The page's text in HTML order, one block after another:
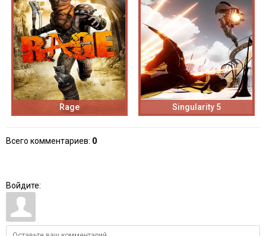
Rage Singularity 5
Всего комментариев: 0
Войдите: